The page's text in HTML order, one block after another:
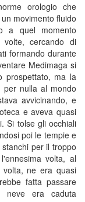
orologio che
movimento fluido
a quel momento
cercando di
formando durante
Medimaga si
prospettato, ma la
nulla al mondo
avvicinando, e
e aveva quasi
Si tolse gli occhiali
poi le tempie e
per il troppo
volta, al
ne era quasi
fatta passare
neve era caduta